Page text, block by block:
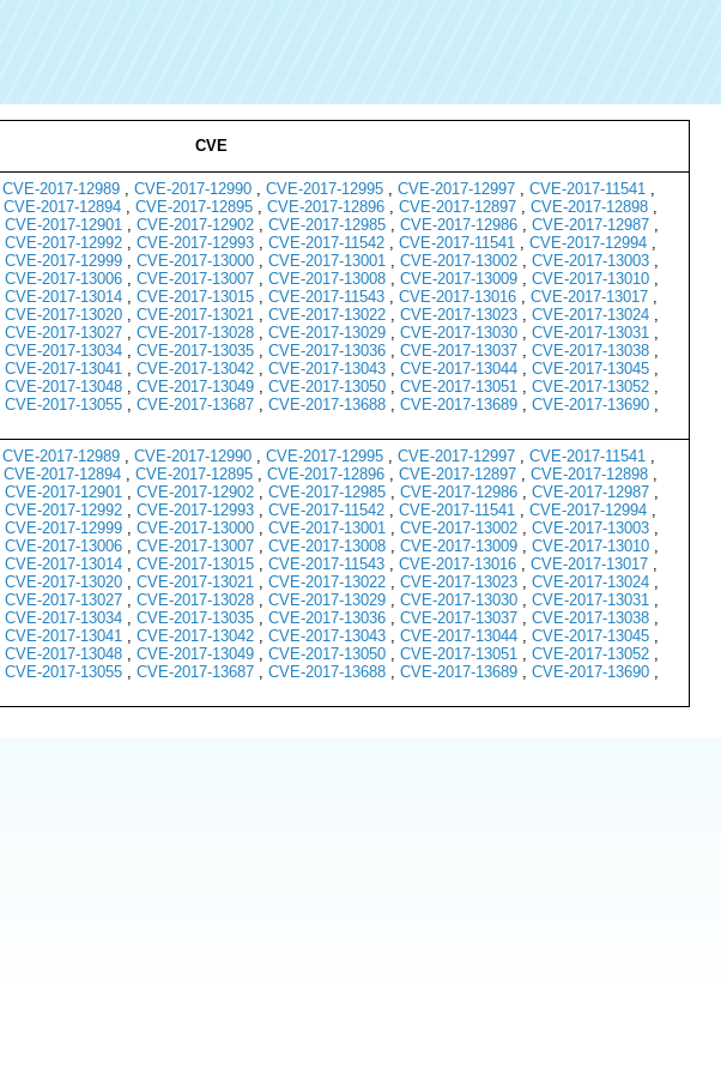
CVE
CVE-2017-12989, CVE-2017-12990, CVE-2017-12995, CVE-2017-12997, CVE-2017-11541,
CVE-2017-12894, CVE-2017-12895, CVE-2017-12896, CVE-2017-12897, CVE-2017-12898,
CVE-2017-12901, CVE-2017-12902, CVE-2017-12985, CVE-2017-12986, CVE-2017-12987,
CVE-2017-12992, CVE-2017-12993, CVE-2017-11542, CVE-2017-11541, CVE-2017-12994,
CVE-2017-12999, CVE-2017-13000, CVE-2017-13001, CVE-2017-13002, CVE-2017-13003,
CVE-2017-13006, CVE-2017-13007, CVE-2017-13008, CVE-2017-13009, CVE-2017-13010,
CVE-2017-13014, CVE-2017-13015, CVE-2017-11543, CVE-2017-13016, CVE-2017-13017,
CVE-2017-13020, CVE-2017-13021, CVE-2017-13022, CVE-2017-13023, CVE-2017-13024,
CVE-2017-13027, CVE-2017-13028, CVE-2017-13029, CVE-2017-13030, CVE-2017-13031,
CVE-2017-13034, CVE-2017-13035, CVE-2017-13036, CVE-2017-13037, CVE-2017-13038,
CVE-2017-13041, CVE-2017-13042, CVE-2017-13043, CVE-2017-13044, CVE-2017-13045,
CVE-2017-13048, CVE-2017-13049, CVE-2017-13050, CVE-2017-13051, CVE-2017-13052,
CVE-2017-13055, CVE-2017-13687, CVE-2017-13688, CVE-2017-13689, CVE-2017-13690,
CVE-2017-12989, CVE-2017-12990, CVE-2017-12995, CVE-2017-12997, CVE-2017-11541,
CVE-2017-12894, CVE-2017-12895, CVE-2017-12896, CVE-2017-12897, CVE-2017-12898,
CVE-2017-12901, CVE-2017-12902, CVE-2017-12985, CVE-2017-12986, CVE-2017-12987,
CVE-2017-12992, CVE-2017-12993, CVE-2017-11542, CVE-2017-11541, CVE-2017-12994,
CVE-2017-12999, CVE-2017-13000, CVE-2017-13001, CVE-2017-13002, CVE-2017-13003,
CVE-2017-13006, CVE-2017-13007, CVE-2017-13008, CVE-2017-13009, CVE-2017-13010,
CVE-2017-13014, CVE-2017-13015, CVE-2017-11543, CVE-2017-13016, CVE-2017-13017,
CVE-2017-13020, CVE-2017-13021, CVE-2017-13022, CVE-2017-13023, CVE-2017-13024,
CVE-2017-13027, CVE-2017-13028, CVE-2017-13029, CVE-2017-13030, CVE-2017-13031,
CVE-2017-13034, CVE-2017-13035, CVE-2017-13036, CVE-2017-13037, CVE-2017-13038,
CVE-2017-13041, CVE-2017-13042, CVE-2017-13043, CVE-2017-13044, CVE-2017-13045,
CVE-2017-13048, CVE-2017-13049, CVE-2017-13050, CVE-2017-13051, CVE-2017-13052,
CVE-2017-13055, CVE-2017-13687, CVE-2017-13688, CVE-2017-13689, CVE-2017-13690,